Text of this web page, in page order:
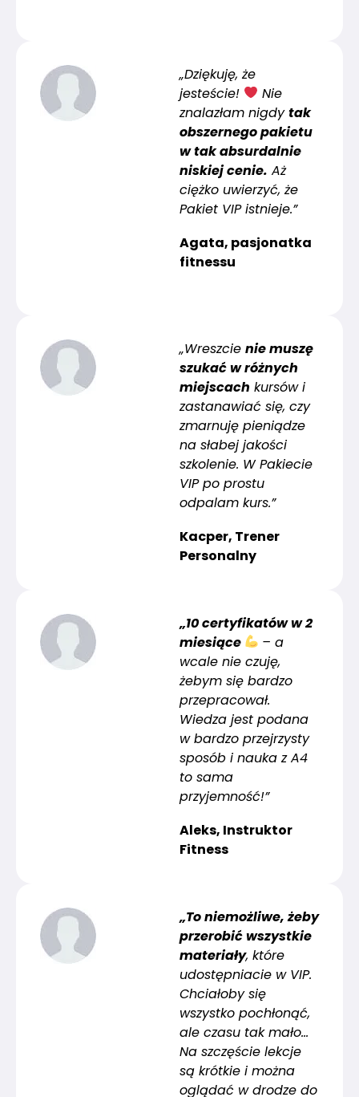
„Dziękuję, że
jesteście!
Nie
znalazłam nigdytak
obszernego pakietu
w tak absurdalnie
niskiej cenie. Aż
ciężko uwierzyć, że
Pakiet VIP istnieje.”
Agata, pasjonatka
fitnessu
„Wreszcie nie muszę
szukać w różnych
miejscach kursów i
zastanawiać się, czy
zmarnuję pieniądze
na słabej jakości
szkolenie. W Pakiecie
VIP po prostu
odpalam kurs.”
Kacper, Trener
Personalny
„10 certyfikatów w 2
miesiące
– a
wcale nie czuję,
żebym się bardzo
przepracował.
Wiedza jest podana
w bardzo przejrzysty
sposób i nauka z A4
to sama
przyjemność!”
Aleks, Instruktor
Fitness
„To niemożliwe, żeby
przerobić wszystkie
materiały, które
udostępniacie w VIP.
Chciałoby się
wszystko pochłonąć,
ale czasu tak mało…
Na szczęście lekcje
są krótkie i można
oglądać w drodze do